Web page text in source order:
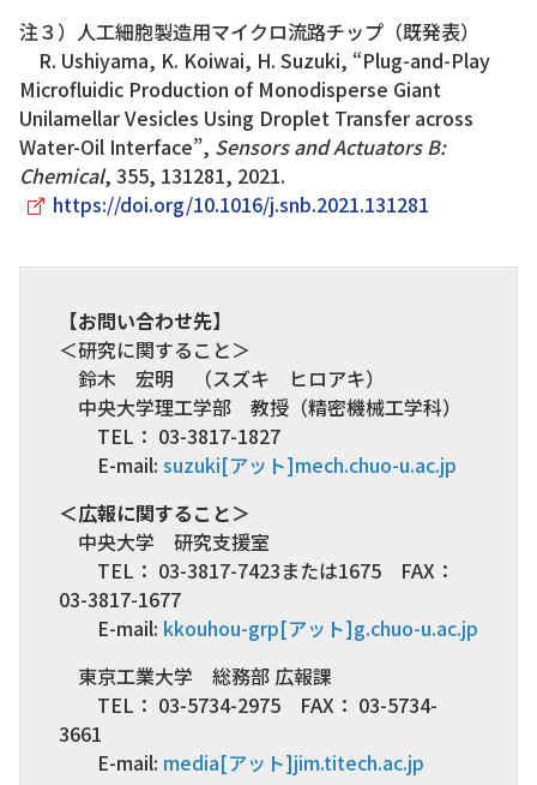
注３）人工細胞製造用マイクロ流路チップ（既発表）
R. Ushiyama, K. Koiwai, H. Suzuki, “Plug-and-Play
Microfluidic Production of Monodisperse Giant
Unilamellar Vesicles Using Droplet Transfer across
Water-Oil Interface”, Sensors and Actuators B:
Chemical, 355, 131281, 2021.
https://doi.org/10.1016/j.snb.2021.131281
【お問い合わせ先】
＜研究に関すること＞
鈴木 宏明 （スズキ ヒロアキ）
中央大学理工学部 教授（精密機械工学科）
TEL： 03-3817-1827
E-mail: suzuki[アット]mech.chuo-u.ac.jp
＜広報に関すること＞
中央大学 研究支援室
TEL： 03-3817-7423または1675 FAX：
03-3817-1677
E-mail: kkouhou-grp[アット]g.chuo-u.ac.jp
東京工業大学 総務部 広報課
TEL： 03-5734-2975 FAX： 03-5734-
3661
E-mail: media[アット]jim.titech.ac.jp